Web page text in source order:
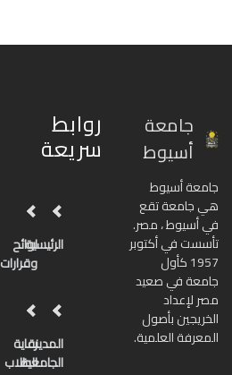
جامعة
أسيوط
جامعة أسيوط
هي جامعة تقع
في أسيوط ، مصر.
تأسست في أكتوبر
1957 كأول
جامعة في صعيد
مصر لإعداد
الخريجين بأصول
المعرفة العلمية.
روابط
سريعة
الرئيسيةلوائح
وقرارات
المدينة
الجامعية
رعاية
الطلاب